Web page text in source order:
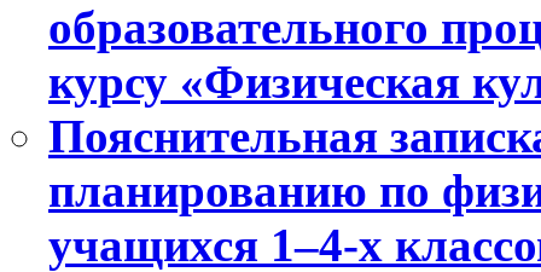
образовательного
курсу «Физическая
Пояснительная
планированию по
учащихся 1–4-х